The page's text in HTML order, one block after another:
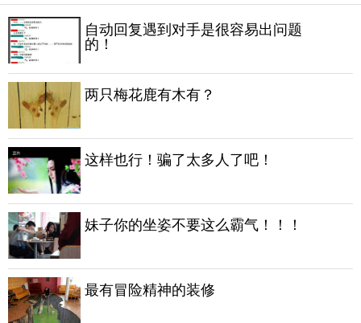
自动回复遇到对手是很容易出问题
的！
两只梅花鹿有木有？
这样也行！骗了太多人了吧！
妹子你的坐姿不要这么霸气！！！
最有冒险精神的装修